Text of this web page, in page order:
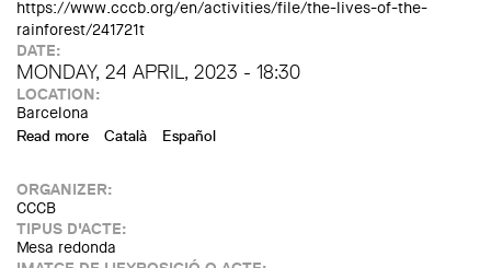
https://www.cccb.org/en/activities/file/the-lives-of-the-
rainforest/241721t
DATE:
MONDAY, 24 APRIL, 2023 - 18:30
LOCATION:
Barcelona
Read more about TROPICAL RAINFORESTS. The lives of the
Aldekoa
Català Español
ORGANIZER:
CCCB
TIPUS D'ACTE:
Mesa redonda